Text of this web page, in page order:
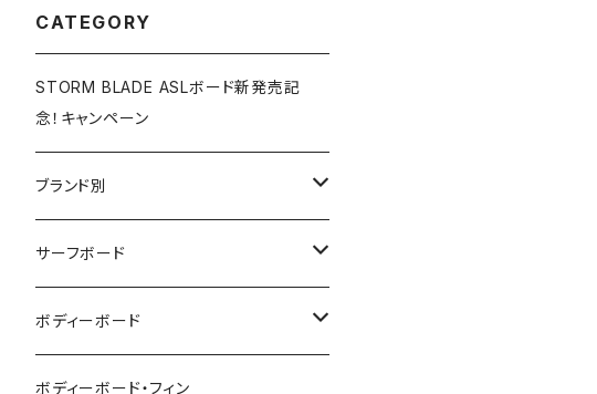
CATEGORY
STORM BLADE ASLボード新発売記
念！キャンペーン
ブランド別
V-BODY BOARDS
ZEBEC
pride.m
サーフボード
サーフボード
フィン
ボディーボード
ボディーボード
ボディーボード・フィン